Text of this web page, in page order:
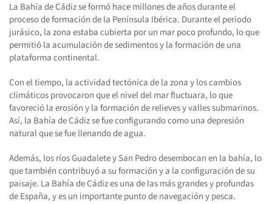
La Bahía de Cádiz se formó hace millones de años durante el
proceso de formación de la Península Ibérica. Durante el periodo
jurásico, la zona estaba cubierta por un mar poco profundo, lo que
permitió la acumulación de sedimentos y la formación de una
plataforma continental.
Con el tiempo, la actividad tectónica de la zona y los cambios
climáticos provocaron que el nivel del mar fluctuara, lo que
favoreció la erosión y la formación de relieves y valles submarinos.
Así, la Bahía de Cádiz se fue configurando como una depresión
natural que se fue llenando de agua.
Además, los ríos Guadalete y San Pedro desembocan en la bahía, lo
que también contribuyó a su formación y a la configuración de su
paisaje. La Bahía de Cádiz es una de las más grandes y profundas
de España, y es un importante punto de navegación y pesca.